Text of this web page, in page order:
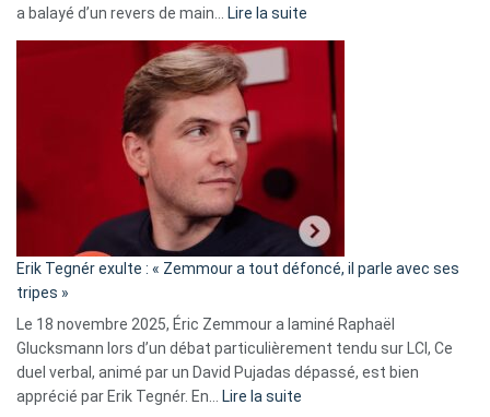
a balayé d’un revers de main… Lire la suite
Martine
Vassal
d’alliance
secrète
«
C’est
fake
news
»
Erik Tegnér exulte : « Zemmour a tout défoncé, il parle avec ses
tripes »
Le 18 novembre 2025, Éric Zemmour a laminé Raphaël
Glucksmann lors d’un débat particulièrement tendu sur LCI, Ce
duel verbal, animé par un David Pujadas dépassé, est bien
apprécié par Erik Tegnér. En… Lire la suite